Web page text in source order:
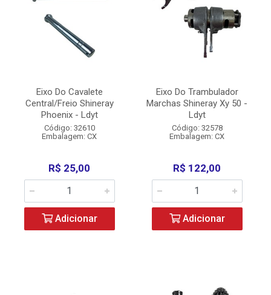
Eixo Do Cavalete
Central/Freio Shineray
Phoenix - Ldyt
Código: 32610
Embalagem: CX
R$ 25,00
Adicionar
Eixo Do Trambulador
Marchas Shineray Xy 50 -
Ldyt
Código: 32578
Embalagem: CX
R$ 122,00
Adicionar